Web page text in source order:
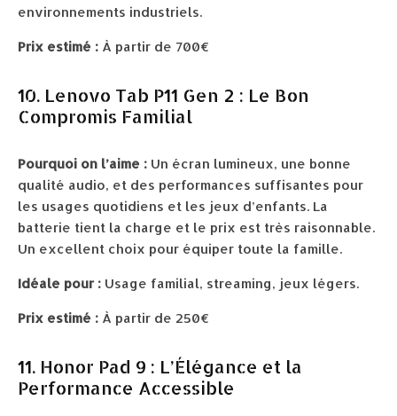
environnements industriels.
Prix estimé : À partir de 700€
10. Lenovo Tab P11 Gen 2 : Le Bon
Compromis Familial
Pourquoi on l’aime : Un écran lumineux, une bonne
qualité audio, et des performances suffisantes pour
les usages quotidiens et les jeux d’enfants. La
batterie tient la charge et le prix est très raisonnable.
Un excellent choix pour équiper toute la famille.
Idéale pour : Usage familial, streaming, jeux légers.
Prix estimé : À partir de 250€
11. Honor Pad 9 : L’Élégance et la
Performance Accessible